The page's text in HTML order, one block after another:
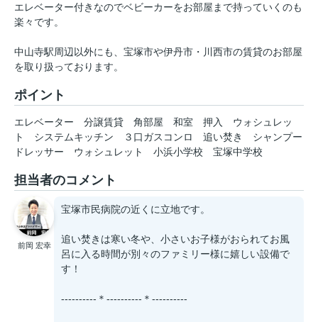
エレベーター付きなのでベビーカーをお部屋まで持っていくのも
楽々です。
中山寺駅周辺以外にも、宝塚市や伊丹市・川西市の賃貸のお部屋
を取り扱っております。
ポイント
エレベーター 分譲賃貸 角部屋 和室 押入
ウォシュレッ
ト
システムキッチン ３口ガスコンロ 追い焚き
シャンプー
ドレッサー
ウォシュレット 小浜小学校 宝塚中学校
担当者のコメント
前岡 宏幸
宝塚市民病院の近くに立地です。
追い焚きは寒い冬や、小さいお子様がおられてお風
呂に入る時間が別々のファミリー様に嬉しい設備で
す！
----------＊----------＊----------